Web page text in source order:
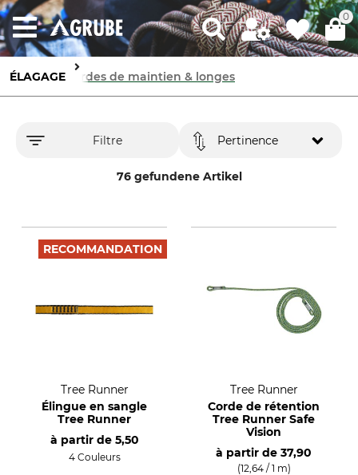
0
ÉLAGAGE Cordes de maintien & longes
Filtre
76 gefundene Artikel
Pertinence
RECOMMANDATION
Tree Runner
Élingue en sangle
Tree Runner
à partir de 5,50
4 Couleurs
Tree Runner
Corde de rétention
Tree Runner Safe
Vision
à partir de 37,90
(12,64 / 1 m)